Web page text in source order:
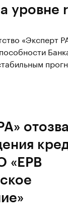
уровне
«Эксперт
«ЕРВ